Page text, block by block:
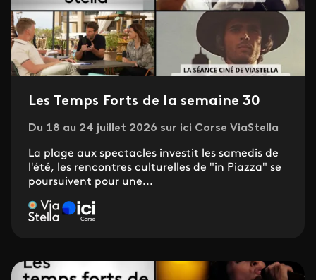
Les Temps Forts de la semaine 30
Du 18 au 24 juillet 2026 sur ici Corse ViaStella
La plage aux spectacles investit les samedis de
l'été, les rencontres culturelles de "in Piazza" se
poursuivent pour une...